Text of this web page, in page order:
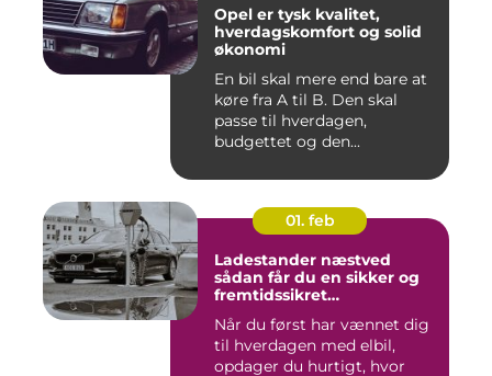
Opel er tysk kvalitet,
hverdagskomfort og solid
økonomi
En bil skal mere end bare at
køre fra A til B. Den skal
passe til hverdagen,
budgettet og den...
01. feb
Ladestander næstved
sådan får du en sikker og
fremtidssikret
Når du først har vænnet dig
til hverdagen med elbil,
opdager du hurtigt, hvor